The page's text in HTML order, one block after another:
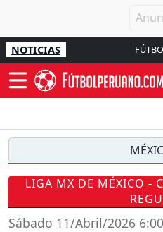
NOTICIAS
LIGA MX DE MÉXICO -
Sábado 11/Abril/2026